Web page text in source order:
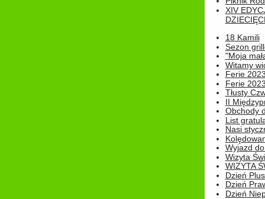
XIV
18 Kamili
Sezon
"Moja
Witamy
Ferie
Ferie
Tłusty
II
Obchody
List
Nasi
Wyjazd
Wizyta
WIZYTA
Dzień
Dzień
Dzień